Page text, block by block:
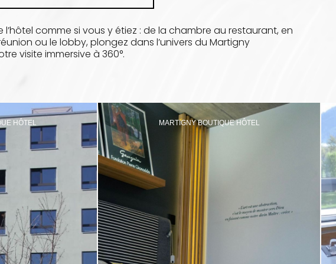
l’hôtel comme si vous y étiez : de la chambre au restaurant, en
ou le lobby, plongez dans l’univers du Martigny
visite immersive à 360°.
HÔTEL MARTIGNY BOUTIQUE HÔTEL